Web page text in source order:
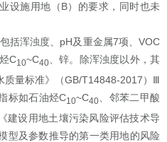
设施用地（B）的要求，同时也未
包括浑浊度、 pH及重金属7项、VOC
C10~C40、锌。 除浑浊度以外，其
质量标准》（GB/T14848-2017） Ⅲ
标如石油烃C10~C40
、邻苯二甲酸
建设用地土壤污染风险评估技术导
型及参数推导的第一类用地的风险